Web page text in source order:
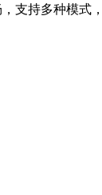
支持多种模式